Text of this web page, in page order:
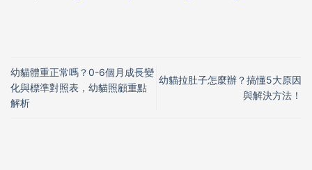
幼貓體重正常嗎？0-6個月成長變
化與標準對照表，幼貓照顧重點
解析
幼貓拉肚子怎麼辦？搞懂5大原因
與解決方法！